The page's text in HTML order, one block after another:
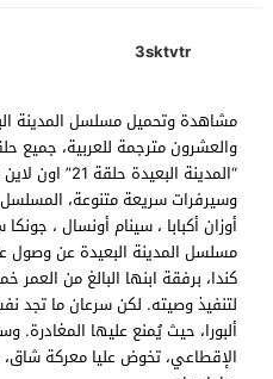
3sktvtr
والعشرون مترجمة للعربية، جميع
وسيرفرات سريعة متنوعة، المسلسل
أوزان أكبابا ، سينام أونسال ،
مسلسل المدينة البعيدة عن وصول
كندا، برفقة ابنها البالغ من
لتنفيذ وصيته. لكن سرعان ما تجد
ألبورا، حيث يُمنع عليها المغادرة.
الإقطاعي، تخوض عليا معركة